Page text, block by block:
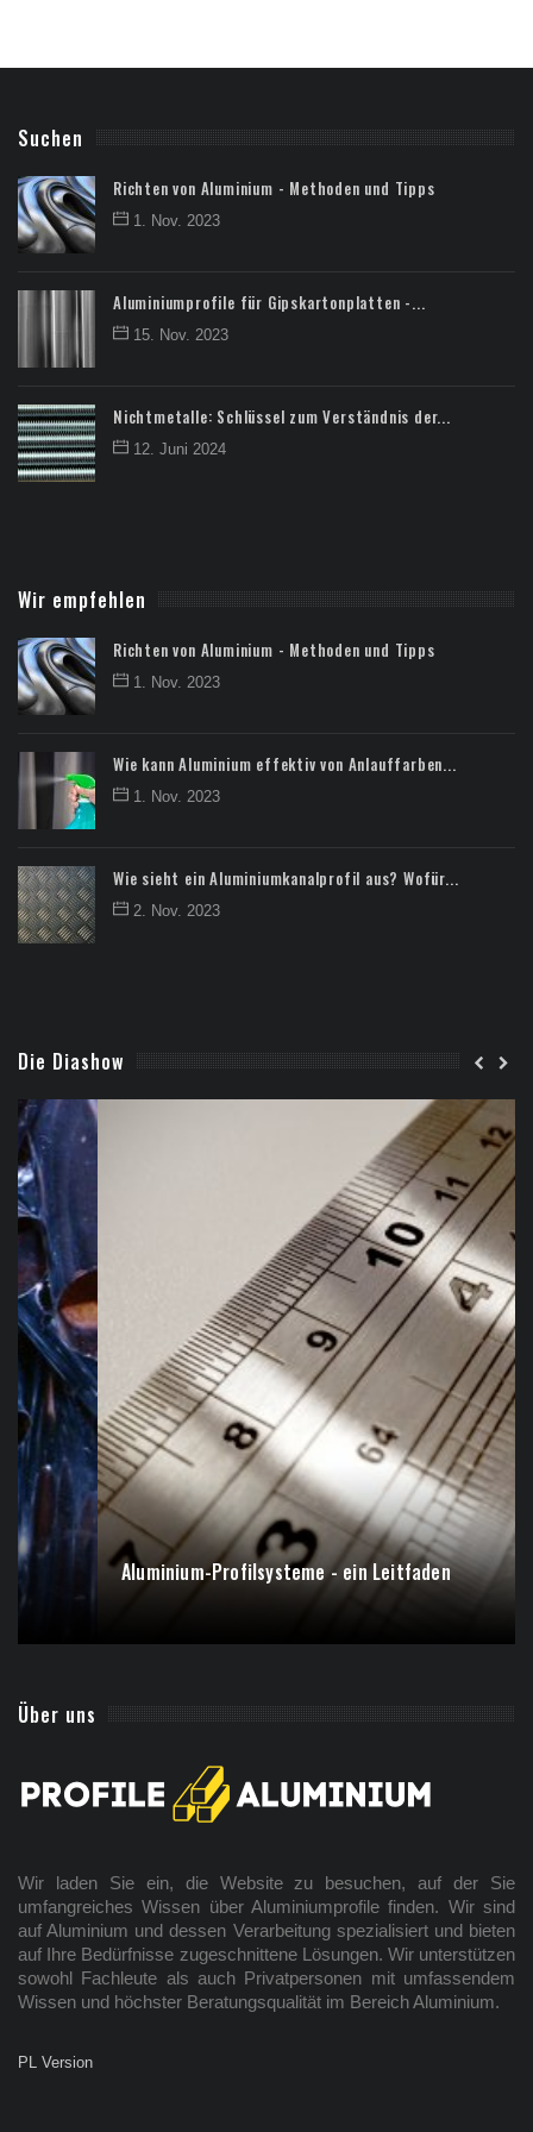
Suchen
Richten von Aluminium - Methoden und Tipps
1. Nov. 2023
Aluminiumprofile für Gipskartonplatten -...
15. Nov. 2023
Nichtmetalle: Schlüssel zum Verständnis der...
12. Juni 2024
Wir empfehlen
Richten von Aluminium - Methoden und Tipps
1. Nov. 2023
Wie kann Aluminium effektiv von Anlauffarben...
1. Nov. 2023
Wie sieht ein Aluminiumkanalprofil aus? Wofür...
2. Nov. 2023
Die Diashow
Aluminium-Profilsysteme - ein Leitfaden
Über uns
Wir laden Sie ein, die Website zu besuchen, auf der Sie
umfangreiches Wissen über Aluminiumprofile finden. Wir sind
auf Aluminium und dessen Verarbeitung spezialisiert und bieten
auf Ihre Bedürfnisse zugeschnittene Lösungen. Wir unterstützen
sowohl Fachleute als auch Privatpersonen mit umfassendem
Wissen und höchster Beratungsqualität im Bereich Aluminium.
PL Version